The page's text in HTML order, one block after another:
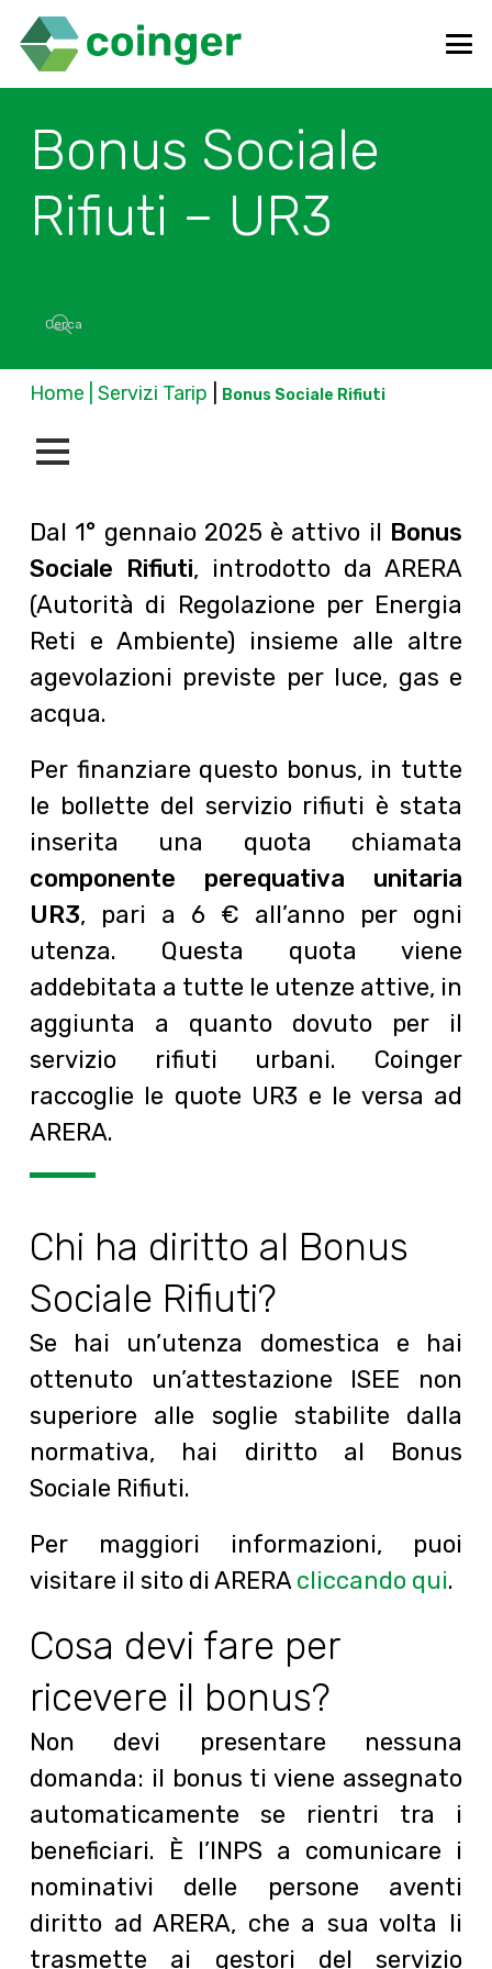
Bonus Sociale
Rifiuti – UR3
Home | Servizi Tarip Bonus Sociale Rifiuti
Dal 1° gennaio 2025 è attivo il Bonus
Sociale Rifiuti, introdotto da ARERA
(Autorità di Regolazione per Energia
Reti e Ambiente) insieme alle altre
agevolazioni previste per luce, gas e
acqua.
Per finanziare questo bonus, in tutte
le bollette del servizio rifiuti è stata
inserita una quota chiamata
componente perequativa unitaria
UR3, pari a 6 € all’anno per ogni
utenza. Questa quota viene
addebitata a tutte le utenze attive, in
aggiunta a quanto dovuto per il
servizio rifiuti urbani. Coinger
raccoglie le quote UR3 e le versa ad
ARERA.
Chi ha diritto al Bonus
Sociale Rifiuti?
Se hai un’utenza domestica e hai
ottenuto un’attestazione ISEE non
superiore alle soglie stabilite dalla
normativa, hai diritto al Bonus
Sociale Rifiuti.
Per maggiori informazioni, puoi
visitare il sito di ARERAcliccando qui.
Cosa devi fare per
ricevere il bonus?
Non devi presentare nessuna
domanda: il bonus ti viene assegnato
automaticamente se rientri tra i
beneficiari. È l’INPS a comunicare i
nominativi delle persone aventi
diritto ad ARERA, che a sua volta li
trasmette ai gestori del servizio